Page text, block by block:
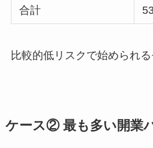
合計
比較的低リスクで始められる
ケース② 最も多い開業